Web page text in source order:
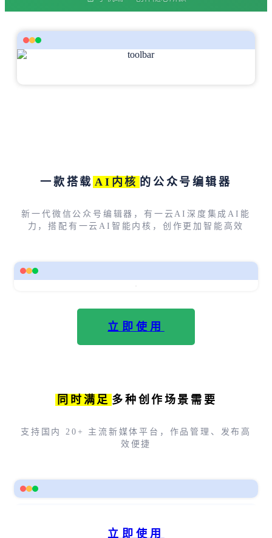
一款搭载 AI内核 的公众号编辑器
新一代微信公众号编辑器，有一云AI深度集成AI能
力，搭配有一云AI智能内核，创作更加智能高效
立即使用
同时满足 多种创作场景需要
支持国内 20+ 主流新媒体平台，作品管理、发布高
效便捷
立即使用